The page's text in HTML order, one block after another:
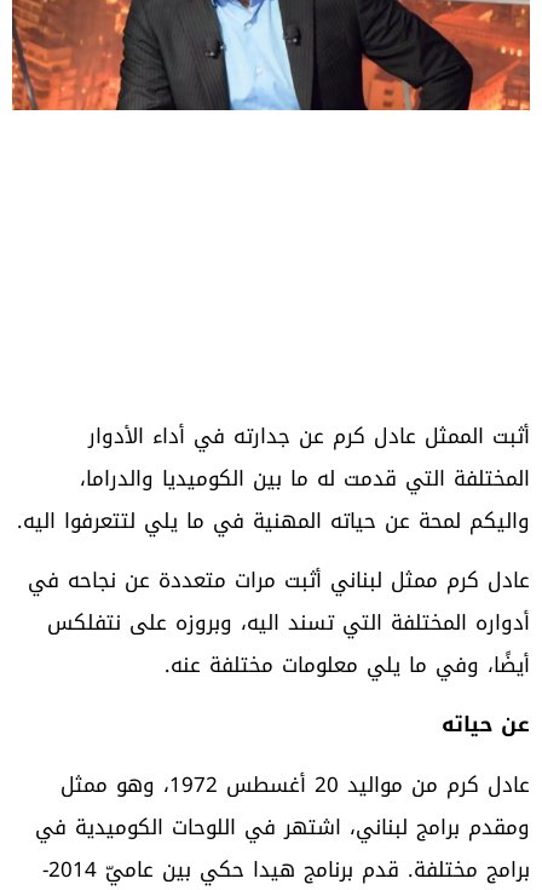
أثبت الممثل عادل كرم عن جدارته في أداء الأدوار
المختلفة التي قدمت له ما بين الكوميديا والدراما،
واليكم لمحة عن حياته المهنية في ما يلي لتتعرفوا اليه.
عادل كرم ممثل لبناني أثبت مرات متعددة عن نجاحه في
أدواره المختلفة التي تسند اليه، وبروزه على نتفلكس
أيضًا، وفي ما يلي معلومات مختلفة عنه.
عن حياته
عادل كرم من مواليد 20 أغسطس 1972، وهو ممثل
ومقدم برامج لبناني، اشتهر في اللوحات الكوميدية في
برامج مختلفة. قدم برنامج هيدا حكي بين عاميّ 2014-